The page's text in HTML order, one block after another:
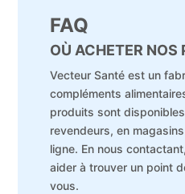
FAQ
OÙ ACHETER NOS
Vecteur Santé est un
compléments
produits sont
revendeurs, en
ligne. En nous
aider à trouver un point
vous.